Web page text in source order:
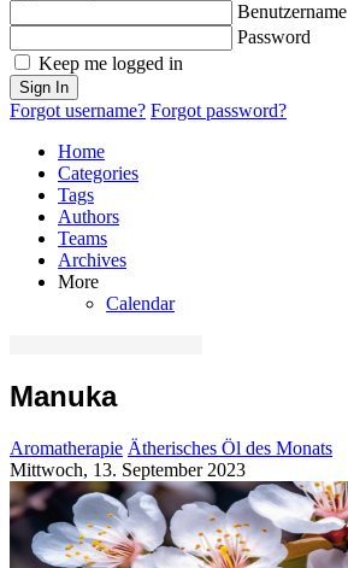
Benutzername
Password
Keep me logged in
Sign In
Forgot username? Forgot password?
Home
Categories
Tags
Authors
Teams
Archives
More
Calendar
Manuka
Aromatherapie Ätherisches Öl des Monats
Mittwoch, 13. September 2023